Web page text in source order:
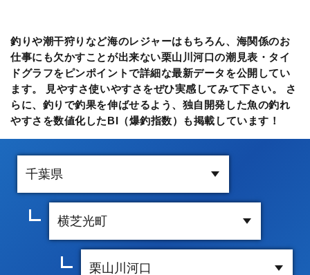
釣りや潮干狩りなど海のレジャーはもちろん、海関係のお
仕事にも欠かすことが出来ない栗山川河口の潮見表・タイ
ドグラフをピンポイントで詳細な最新データを公開してい
ます。 見やすさ使いやすさをぜひ実感してみて下さい。 さ
らに、釣りで釣果を伸ばせるよう、独自開発した魚の釣れ
やすさを数値化したBI（爆釣指数）も掲載しています！